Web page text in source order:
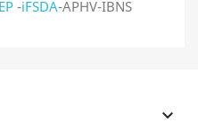
-iFSDA-APHV-IBNS
